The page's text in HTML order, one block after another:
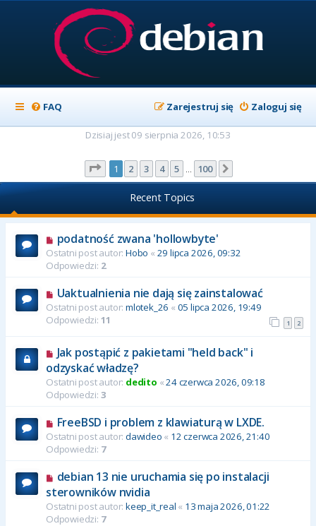
FAQ Zaloguj się
Zarejestruj się
Dzisiaj jest 09 sierpnia 2026, 10:53
Strona z100
1 2 3 4 5 100
Recent Topics
podatność zwana 'hollowbyte'
Ostatni post autor: Hobo « 29 lipca 2026, 09:32
Odpowiedzi: 2
Uaktualnienia nie dają się zainstalować
Ostatni post autor: mlotek_26 « 05 lipca 2026, 19:49
Odpowiedzi: 11 1 2
Jak postąpić z pakietami "held back" i
odzyskać władzę?
Ostatni post autor: dedito «24 czerwca 2026, 09:18
Odpowiedzi: 3
FreeBSD i problem z klawiaturą w LXDE.
Ostatni post autor: dawideo « 12 czerwca 2026, 21:40
Odpowiedzi: 7
debian 13 nie uruchamia się po instalacji
sterowników nvidia
Ostatni post autor: keep_it_real « 13 maja 2026, 01:22
Odpowiedzi: 7